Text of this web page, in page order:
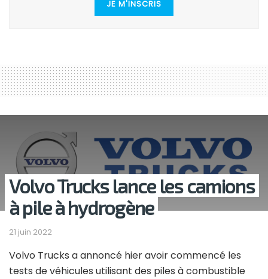
JE M'INSCRIS
Volvo Trucks lance les camions
à pile à hydrogène
21 juin 2022
Volvo Trucks a annoncé hier avoir commencé les
tests de véhicules utilisant des piles à combustible